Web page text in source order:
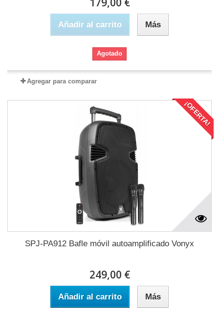
Añadir al carrito Más
Agotado
Agregar para comparar
¡OFERTA!
SPJ-PA912 Bafle móvil autoamplificado Vonyx
249,00 €
Añadir al carrito Más